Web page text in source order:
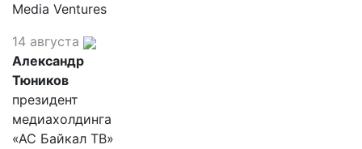
Media Ventures
14 августа
Александр
Тюников
президент
медиахолдинга
«АС Байкал ТВ»